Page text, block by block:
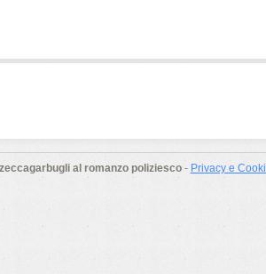
al romanzo poliziesco- Privacy e